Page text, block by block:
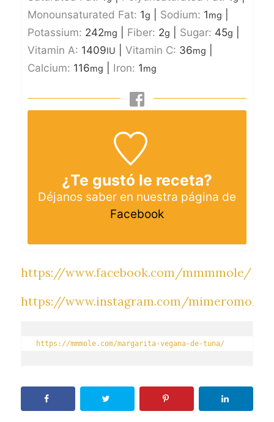
Monounsaturated Fat: 1g Sodium: 1mg
Potassium: 242mg Fiber: 2g Sugar: 45g
Vitamin A: 1409IU Vitamin C: 36mg
Calcium: 116mg Iron: 1mg
¿Te gustó le receta?
Déjanos saber en nuestra página de
Facebook
https://www.facebook.com/mmmmole/
https://www.instagram.com/
https://mmmole.com/margarita-vegana-de-tuna/